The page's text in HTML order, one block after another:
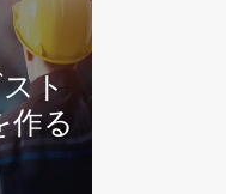
ト
作る